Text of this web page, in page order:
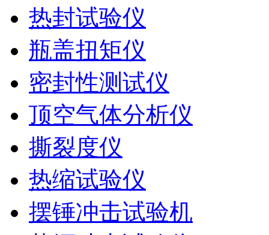
热封试验仪
瓶盖扭矩仪
密封性测试仪
顶空气体分析仪
撕裂度仪
热缩试验仪
摆锤冲击试验机